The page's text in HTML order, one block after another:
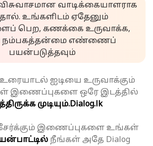
வாடிக்கையாளராக
உங்களிடம் ஏதேனும்
பெற, கணக்கை உருவாக்க,
நம்பகத்தன்மை எண்ணைப்
பயன்படுத்தவும்
ஐடியை உருவாக்கும்
இணைப்புகளை ஒரே இடத்தில்
முடியும்.Dialog.lk
இணைப்புகளை உங்கள்
நீங்கள் அதே Dialog